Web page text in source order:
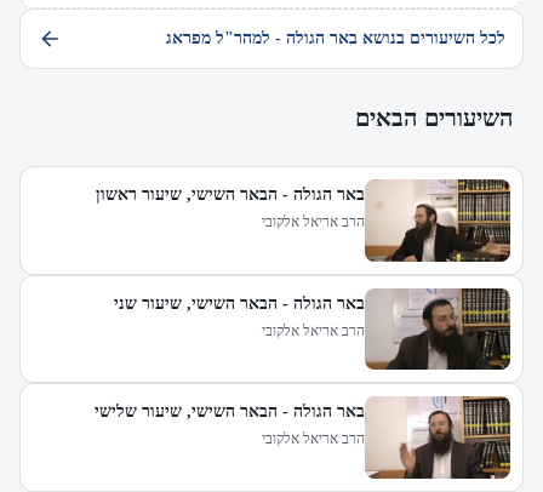
לכל השיעורים בנושא באר הגולה - למהר"ל מפראג
השיעורים הבאים
באר הגולה - הבאר השישי, שיעור ראשון
הרב אריאל אלקובי
באר הגולה - הבאר השישי, שיעור שני
הרב אריאל אלקובי
באר הגולה - הבאר השישי, שיעור שלישי
הרב אריאל אלקובי